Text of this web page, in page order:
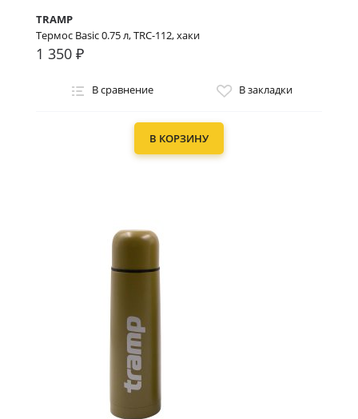
TRAMP
Термос Basic 0.75 л, TRC-112, хаки
1 350 ₽
В сравнение В закладки
В КОРЗИНУ